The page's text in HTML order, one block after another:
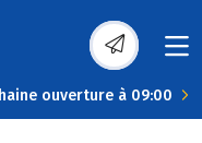
ouverture à 09:00